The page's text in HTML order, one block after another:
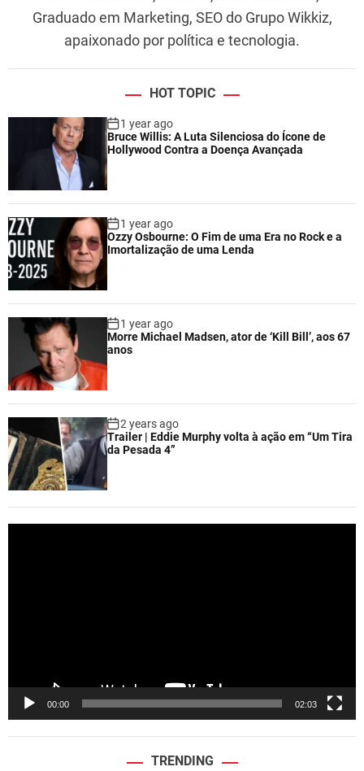
Graduado em Marketing, SEO do Grupo Wikkiz,
apaixonado por política e tecnologia.
HOT TOPIC
1 year ago
Bruce Willis: A Luta Silenciosa do Ícone de
Hollywood Contra a Doença Avançada
1 year ago
Ozzy Osbourne: O Fim de uma Era no Rock e a
Imortalização de uma Lenda
1 year ago
Morre Michael Madsen, ator de ‘Kill Bill’, aos 67
anos
2 years ago
Trailer | Eddie Murphy volta à ação em “Um Tira
da Pesada 4”
00:00 02:03
TRENDING